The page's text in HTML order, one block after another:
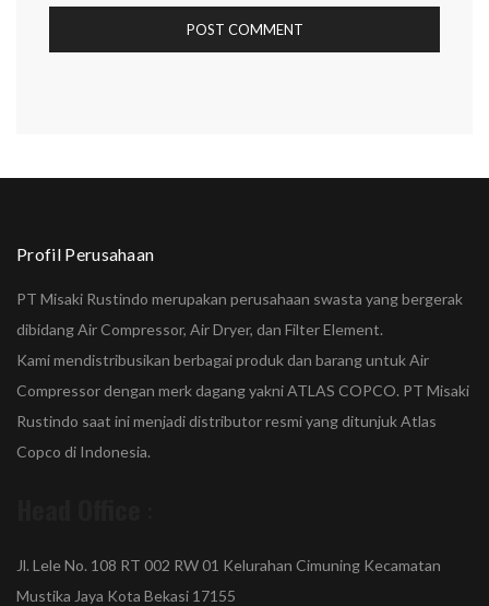
Profil Perusahaan
PT Misaki Rustindo merupakan perusahaan swasta yang bergerak
dibidang Air Compressor, Air Dryer, dan Filter Element.
Kami mendistribusikan berbagai produk dan barang untuk Air
Compressor dengan merk dagang yakni ATLAS COPCO. PT Misaki
Rustindo saat ini menjadi distributor resmi yang ditunjuk Atlas
Copco di Indonesia.
Jl. Lele No. 108 RT 002 RW 01 Kelurahan Cimuning Kecamatan
Mustika Jaya Kota Bekasi 17155